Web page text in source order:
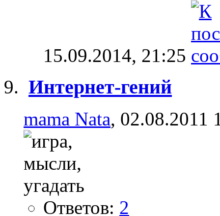
15.09.2014, 21:25
Интернет-гений
mama Nata, 02.08.2011
Ответов: 2